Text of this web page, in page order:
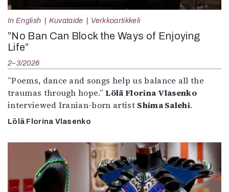
In English Kuvataide Verkkoartikkeli
”No Ban Can Block the Ways of Enjoying
Life”
2–3/2026
”Poems, dance and songs help us balance all the
traumas through hope.”Lölä Florina Vlasenko
interviewed Iranian-born artist Shima Salehi.
Lölä Florina Vlasenko